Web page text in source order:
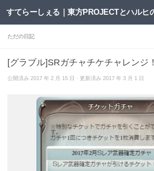
コンテンツへスキップ
ただの日記
[グラブル]SRガチャチケチャレンジ！
公開済み 2017 年 2 月 15 日 · 更新済み 2017 年 3 月 1 日